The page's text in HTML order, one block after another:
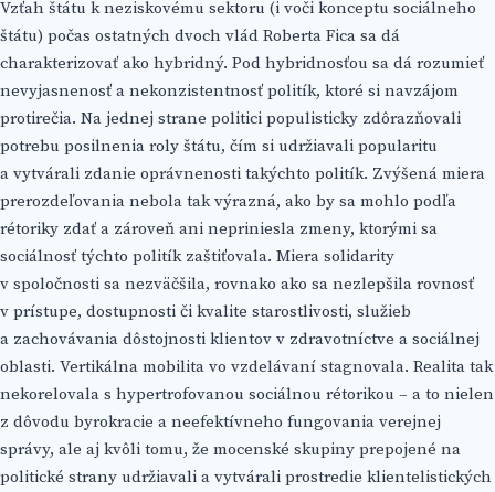
Vzťah štátu k neziskovému sektoru (i voči konceptu sociálneho
štátu) počas ostatných dvoch vlád Roberta Fica sa dá
charakterizovať ako hybridný. Pod hybridnosťou sa dá rozumieť
nevyjasnenosť a nekonzistentnosť politík, ktoré si navzájom
protirečia. Na jednej strane politici populisticky zdôrazňovali
potrebu posilnenia roly štátu, čím si udržiavali popularitu
a vytvárali zdanie oprávnenosti takýchto politík. Zvýšená miera
prerozdeľovania nebola tak výrazná, ako by sa mohlo podľa
rétoriky zdať a zároveň ani nepriniesla zmeny, ktorými sa
sociálnosť týchto politík zaštiťovala. Miera solidarity
v spoločnosti sa nezväčšila, rovnako ako sa nezlepšila rovnosť
v prístupe, dostupnosti či kvalite starostlivosti, služieb
a zachovávania dôstojnosti klientov v zdravotníctve a sociálnej
oblasti. Vertikálna mobilita vo vzdelávaní stagnovala. Realita tak
nekorelovala s hypertrofovanou sociálnou rétorikou – a to nielen
z dôvodu byrokracie a neefektívneho fungovania verejnej
správy, ale aj kvôli tomu, že mocenské skupiny prepojené na
politické strany udržiavali a vytvárali prostredie klientelistických